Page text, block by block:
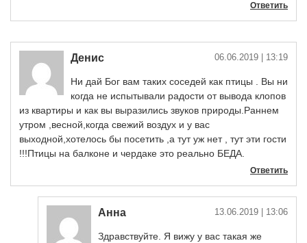
Ответить
Денис 06.06.2019 | 13:19
Ни дай Бог вам таких соседей как птицы . Вы ни
когда не испытывали радости от вывода клопов
из квартиры и как вы выразились звуков природы.Раннем
утром ,весной,когда свежий воздух и у вас
выходной,хотелось бы посетить ,а тут уж нет , тут эти гости
!!!Птицы на балконе и чердаке это реально БЕДА.
Ответить
Анна 13.06.2019 | 13:06
Здравствуйте. Я вижу у вас такая же